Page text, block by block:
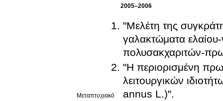
2005–2006
Μεταπτυχιακό
"Μελέτη της
γαλακτώματα
πολυσακχαριτών-
"Η περιορισμένη
λειτουργικών
annus L.)".